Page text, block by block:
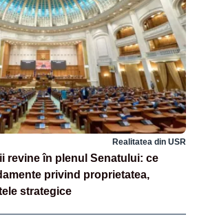
Realitatea din USR
revine în plenul Senatului: ce
privind proprietatea,
strategice